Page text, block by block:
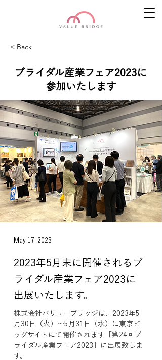
< Back
ブライダル産業フェア2023に
参加いたします
May 17, 2023
2023年5月末に開催されるブ
ライダル産業フェア2023に
出展いたします。
株式会社バリューブリッジは、2023年5
月30日（火）～5月31日（水）に東京ビ
ッグサイトにて開催されます「第24回ブ
ライダル産業フェア2023」に出展致しま
す。